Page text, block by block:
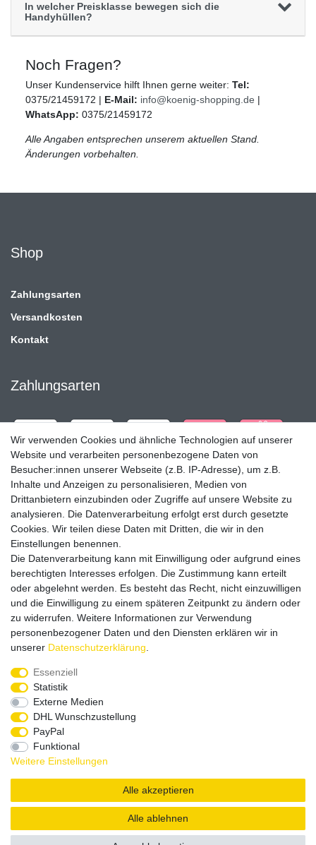
In welcher Preisklasse bewegen sich die
Handyhüllen?
Noch Fragen?
Unser Kundenservice hilft Ihnen gerne weiter: Tel:
0375/21459172 | E-Mail: info@koenig-shopping.de |
WhatsApp: 0375/21459172
Alle Angaben entsprechen unserem aktuellen Stand.
Änderungen vorbehalten.
Shop
Zahlungsarten
Versandkosten
Kontakt
Zahlungsarten
Versandpartner
Service & Kontakt
Rufen Sie uns an unter:
0375 - 21459172
Widerrufsrecht | Datenschutzerklärung | AGB | Impressum
Copyright by König Design
DESIGNED BYKS-COMMERCE
Wir verwenden Cookies und ähnliche Technologien auf unserer
Website und verarbeiten personenbezogene Daten von
Besucher:innen unserer Webseite (z.B. IP-Adresse), um z.B.
Inhalte und Anzeigen zu personalisieren, Medien von
Drittanbietern einzubinden oder Zugriffe auf unsere Website zu
analysieren. Die Datenverarbeitung erfolgt erst durch gesetzte
Cookies. Wir teilen diese Daten mit Dritten, die wir in den
Einstellungen benennen.
Die Datenverarbeitung kann mit Einwilligung oder aufgrund eines
berechtigten Interesses erfolgen. Die Zustimmung kann erteilt
oder abgelehnt werden. Es besteht das Recht, nicht einzuwilligen
und die Einwilligung zu einem späteren Zeitpunkt zu ändern oder
zu widerrufen. Weitere Informationen zur Verwendung
personenbezogener Daten und den Diensten erklären wir in
unserer Daten­schutz­erklärung
Essenziell
Statistik
Externe Medien
DHL Wunschzustellung
PayPal
Funktional
Weitere Einstellungen
Alle akzeptieren
Alle ablehnen